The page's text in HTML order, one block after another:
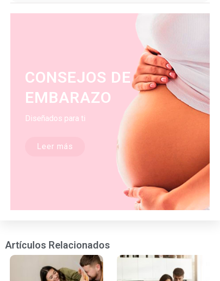
CONSEJOS DE
EMBARAZO
Diseñados para ti
Leer más
Artículos Relacionados